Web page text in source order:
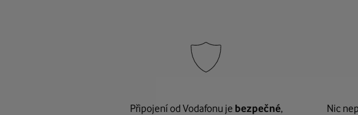
Připojení od Vodafonu je bezpečné,
Nic